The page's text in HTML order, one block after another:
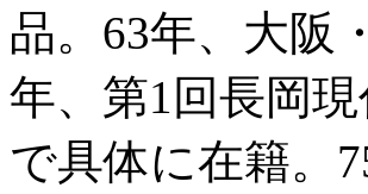
品。63年、大阪
年、第1回長岡
で具体に在籍。